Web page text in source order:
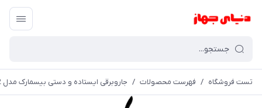
تست فروشگاه / فهرست محصولات / جاروبرقی ایستاده و دستی بیسمارک مدل BM5502